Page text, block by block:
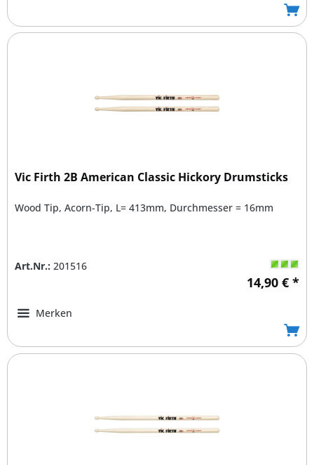
Vic Firth 2B American Classic Hickory Drumsticks
Wood Tip, Acorn-Tip, L= 413mm, Durchmesser = 16mm
Art.Nr.: 201516
14,90 € *
Merken